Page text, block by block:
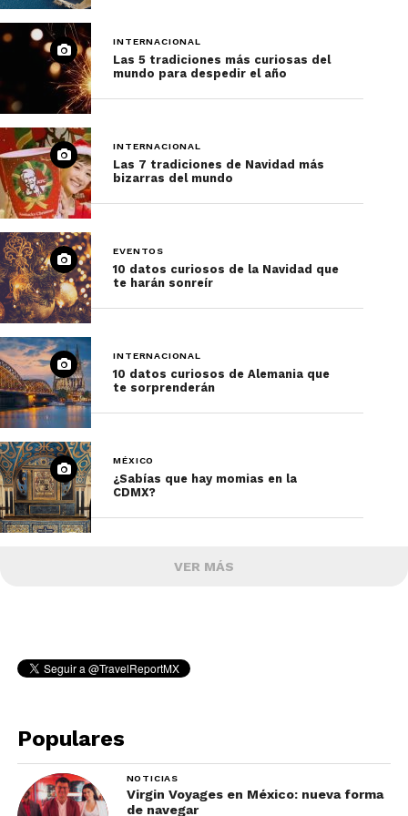
INTERNACIONAL
Las 5 tradiciones más curiosas del
mundo para despedir el año
INTERNACIONAL
Las 7 tradiciones de Navidad más
bizarras del mundo
EVENTOS
10 datos curiosos de la Navidad que
te harán sonreír
INTERNACIONAL
10 datos curiosos de Alemania que
te sorprenderán
MÉXICO
¿Sabías que hay momias en la
CDMX?
VER MÁS
Populares
NOTICIAS
Virgin Voyages en México: nueva forma
de navegar